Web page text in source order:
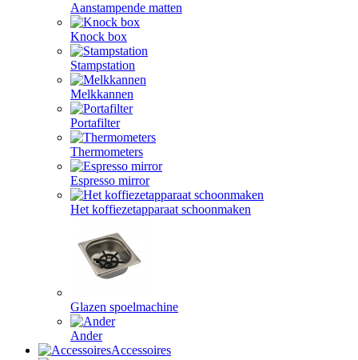
Aanstampende matten
Knock box
Stampstation
Melkkannen
Portafilter
Thermometers
Espresso mirror
Het koffiezetapparaat schoonmaken
Glazen spoelmachine
Ander
Accessoires